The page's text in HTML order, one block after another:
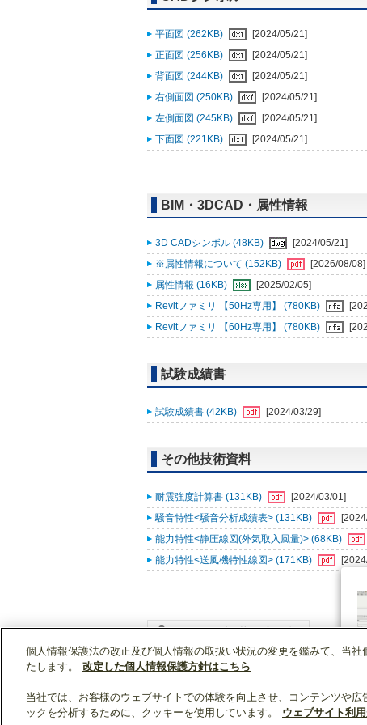
平面図 (262KB)
[2024/05/21]
正面図 (256KB)
[2024/05/21]
背面図 (244KB)
[2024/05/21]
右側面図 (250KB)
[2024/05/21]
左側面図 (245KB)
[2024/05/21]
下面図 (221KB)
[2024/05/21]
BIM・3DCAD・属性情報
3D CADシンボル (48KB)
[2024/05/21]
※属性情報について (152KB)
[2026/08/08]
属性情報 (16KB)
[2025/02/05]
Revitファミリ 【50Hz専用】 (780KB)
Revitファミリ 【60Hz専用】 (780KB)
試験成績書
試験成績書 (42KB) [2024/03/29]
その他技術資料
耐震強度計算書 (131KB)
[2024/03/01]
騒音特性<騒音分析成績表> (131KB)
能力特性<静圧線図(外気取入風量)> (68KB)
能力特性<送風機特性線図> (171KB)
WIN2Kトップ 製品情報
個人情報保護法の改正及び個人情報の取扱い状況の変更を鑑みて、当
たします。
改定した個人情報保護方針はこちら
当社では、お客様のウェブサイトでの体験を向上させ、コンテンツや
ックを分析するために、クッキーを使用しています。
ウェブサイト利